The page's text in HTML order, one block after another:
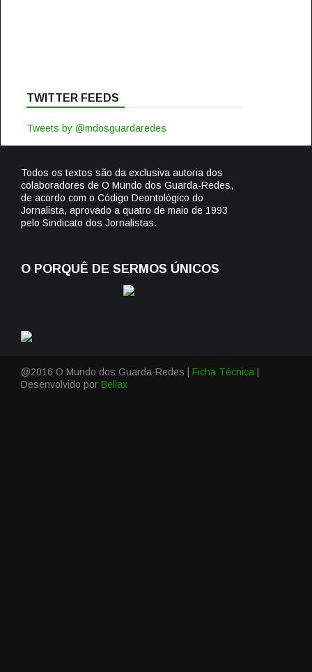
TWITTER FEEDS
Tweets by @mdosguardaredes
Todos os textos são da exclusiva autoria dos
colaboradores de O Mundo dos Guarda-Redes,
de acordo com o Código Deontológico do
Jornalista, aprovado a quatro de maio de 1993
pelo Sindicato dos Jornalistas.
O PORQUÊ DE SERMOS ÚNICOS
@2016 O Mundo dos Guarda-Redes | Ficha Técnica
Desenvolvido por Bellax